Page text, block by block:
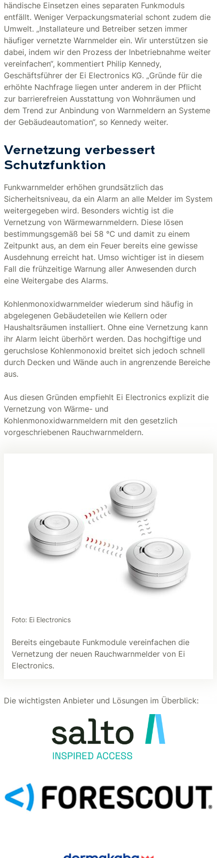
händische Einsetzen eines separaten Funkmoduls
entfällt. Weniger Verpackungsmaterial schont zudem die
Umwelt. „Installateure und Betreiber setzen immer
häufiger vernetzte Warnmelder ein. Wir unterstützen sie
dabei, indem wir den Prozess der Inbetriebnahme weiter
vereinfachen“, kommentiert Philip Kennedy,
Geschäftsführer der Ei Electronics KG. „Gründe für die
erhöhte Nachfrage liegen unter anderem in der Pflicht
zur barrierefreien Ausstattung von Wohnräumen und
dem Trend zur Anbindung von Warnmeldern an Systeme
der Gebäudeautomation“, so Kennedy weiter.
Vernetzung verbessert
Schutzfunktion
Funkwarnmelder erhöhen grundsätzlich das
Sicherheitsniveau, da ein Alarm an alle Melder im System
weitergegeben wird. Besonders wichtig ist die
Vernetzung von Wärmewarnmeldern. Diese lösen
bestimmungsgemäß bei 58 °C und damit zu einem
Zeitpunkt aus, an dem ein Feuer bereits eine gewisse
Ausdehnung erreicht hat. Umso wichtiger ist in diesem
Fall die frühzeitige Warnung aller Anwesenden durch
eine Weitergabe des Alarms.
Kohlenmonoxidwarnmelder wiederum sind häufig in
abgelegenen Gebäudeteilen wie Kellern oder
Haushaltsräumen installiert. Ohne eine Vernetzung kann
ihr Alarm leicht überhört werden. Das hochgiftige und
geruchslose Kohlenmonoxid breitet sich jedoch schnell
durch Decken und Wände auch in angrenzende Bereiche
aus.
Aus diesen Gründen empfiehlt Ei Electronics explizit die
Vernetzung von Wärme- und
Kohlenmonoxidwarnmeldern mit den gesetzlich
vorgeschriebenen Rauchwarnmeldern.
Foto: Ei Electronics
Bereits eingebaute Funkmodule vereinfachen die
Vernetzung der neuen Rauchwarnmelder von Ei
Electronics.
Die wichtigsten Anbieter und Lösungen im Überblick: